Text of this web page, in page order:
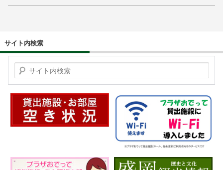
サイト内検索
検索